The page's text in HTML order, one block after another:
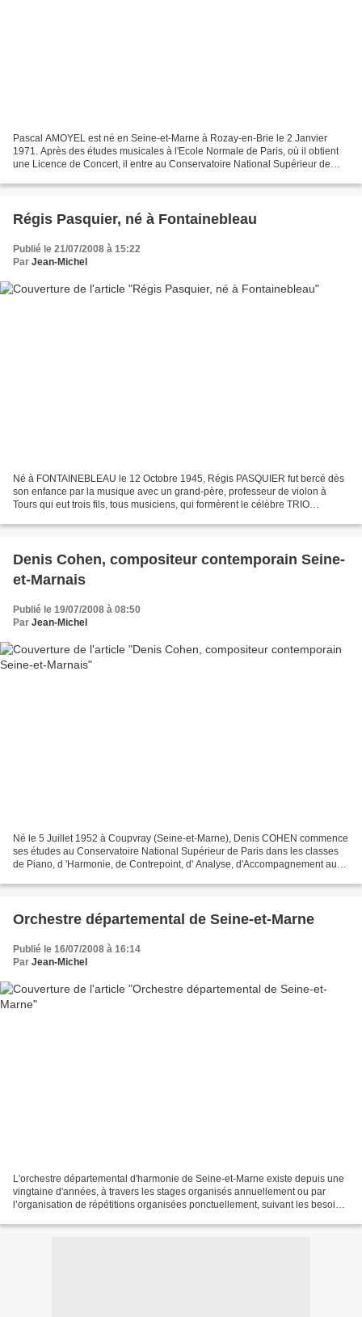
Pascal AMOYEL est né en Seine-et-Marne à Rozay-en-Brie le 2 Janvier
1971. Après des études musicales à l'Ecole Normale de Paris, où il obtient
une Licence de Concert, il entre au Conservatoire National Supérieur de
Régis Pasquier, né à Fontainebleau
Publié le 21/07/2008 à 15:22
Par Jean-Michel
Né à FONTAINEBLEAU le 12 Octobre 1945, Régis PASQUIER fut bercé dès
son enfance par la musique avec un grand-père, professeur de violon à
Tours qui eut trois fils, tous musiciens, qui formèrent le célèbre TRIO
Denis Cohen, compositeur contemporain Seine-
et-Marnais
Publié le 19/07/2008 à 08:50
Par Jean-Michel
Né le 5 Juillet 1952 à Coupvray (Seine-et-Marne), Denis COHEN commence
ses études au Conservatoire National Supérieur de Paris dans les classes
de Piano, d 'Harmonie, de Contrepoint, d' Analyse, d'Accompagnement au
Orchestre départemental de Seine-et-Marne
Publié le 16/07/2008 à 16:14
Par Jean-Michel
L'orchestre départemental d'harmonie de Seine-et-Marne existe depuis une
vingtaine d'années, à travers les stages organisés annuellement ou par
l’organisation de répétitions organisées ponctuellement, suivant les besoins.